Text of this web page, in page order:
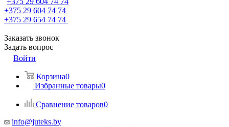
+375 29 604 74 74
+375 29 654 74 74
Заказать звонок
Задать вопрос
Войти
Корзина0
Избранные товары0
Сравнение товаров0
info@juteks.by